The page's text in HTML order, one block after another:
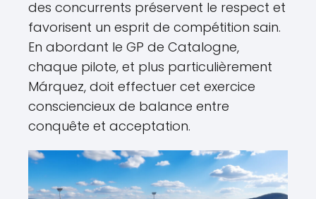
des concurrents préservent le respect et
favorisent un esprit de compétition sain.
En abordant le GP de Catalogne,
chaque pilote, et plus particulièrement
Márquez, doit effectuer cet exercice
consciencieux de balance entre
conquête et acceptation.